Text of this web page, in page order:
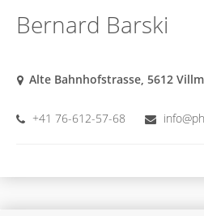
Bernard Barski
Alte Bahnhofstrasse, 5612
+41 76-612-57-68